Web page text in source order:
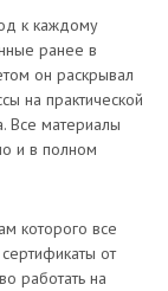
к каждому
ранее в
он раскрывал
на практической
Все материалы
и в полном
которого все
от
работать на